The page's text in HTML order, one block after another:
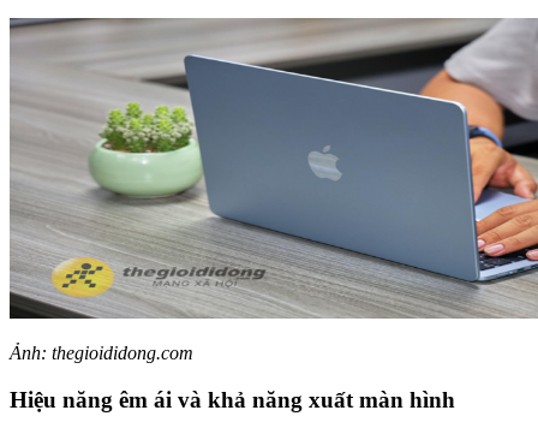
Ảnh: thegioididong.com
Hiệu năng êm ái và khả năng xuất màn hình